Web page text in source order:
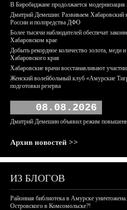
В Биробиджане продолжается модернизация
Дмитрий Демешин: Развиваем Хабаровский
России и полпредства ДФО
Более тысячи наблюдателей обеспечат
Хабаровском крае
Добыть рекордное количество золота, меди
Хабаровского края
Хабаровские врачи восстанавливают
Женский волейбольный клуб «Амурские
подготовки резерва
08.08.2026
Дмитрий Демешин объявил режим
Архив новостей >>
ИЗ БЛОГОВ
Районная библиотека в Амурске
Островского в Комсомольске?!